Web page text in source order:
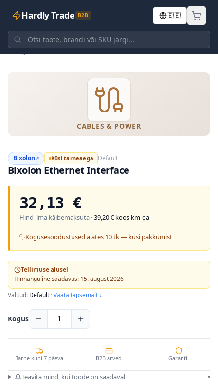
Hardly Trade B2B 🇪🇪
Tagasi poodi
CABLES & POWER
Bixolon↗ Küsi tarneaega Default
Bixolon Ethernet Interface
32,13 €
Hind ilma käibemaksuta ·39,20€ koos km-ga
Kogusesoodustused alates 10 tk — küsi pakkumist
Tellimuse alusel
Hinnanguline saadavus: 15. august 2026
Valitud: Default ·Vaata täpsemalt ↓
Kogus 1
Tarne kuni 7 päeva B2B arved Garantii
Teavita mind, kui toode on saadaval ▾